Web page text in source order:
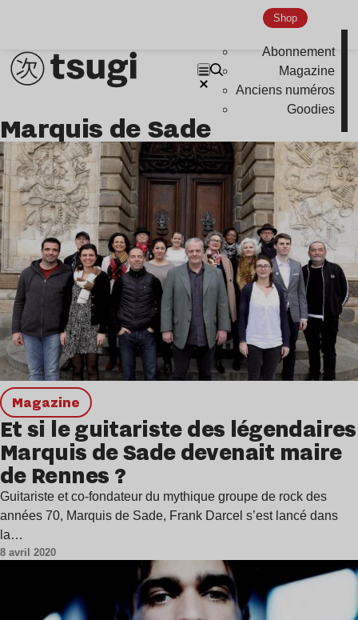
Shop
Abonnement
Magazine
Anciens numéros
Goodies
Marquis de Sade
magazine
Et si le guitariste des légendaires
Marquis de Sade devenait maire
de Rennes ?
Guitariste et co-fondateur du mythique groupe de rock des
années 70, Marquis de Sade, Frank Darcel s’est lancé dans
la…
8 avril 2020